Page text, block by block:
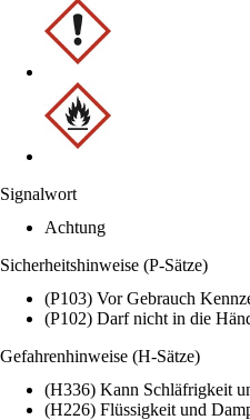
Signalwort
Achtung
Sicherheitshinweise (P-Sätze)
(P103) Vor Gebrauch
(P102) Darf nicht in die
Gefahrenhinweise (H-Sätze)
(H336) Kann Schläfrigkeit
(H226) Flüssigkeit und